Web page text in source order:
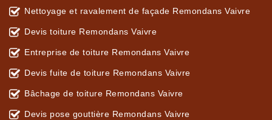
Nettoyage et ravalement de façade Remondans Vaivre
Devis toiture Remondans Vaivre
Entreprise de toiture Remondans Vaivre
Devis fuite de toiture Remondans Vaivre
Bâchage de toiture Remondans Vaivre
Devis pose gouttière Remondans Vaivre